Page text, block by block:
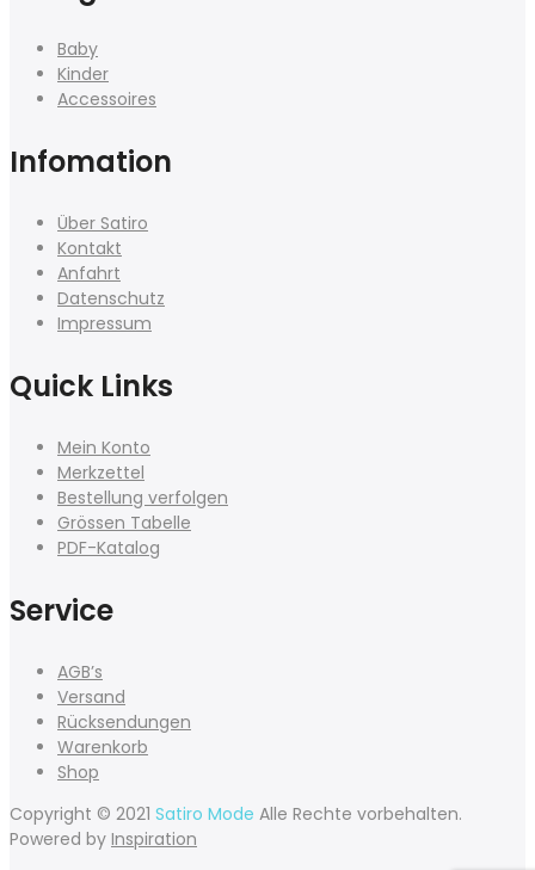
Baby
Kinder
Accessoires
Infomation
Über Satiro
Kontakt
Anfahrt
Datenschutz
Impressum
Quick Links
Mein Konto
Merkzettel
Bestellung verfolgen
Grössen Tabelle
PDF-Katalog
Service
AGB’s
Versand
Rücksendungen
Warenkorb
Shop
Copyright © 2021 Satiro Mode Alle Rechte vorbehalten.
Powered by Inspiration